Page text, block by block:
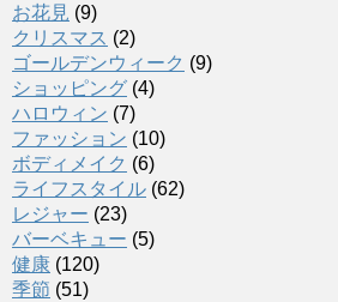
お花見 (9)
クリスマス (2)
ゴールデンウィーク (9)
ショッピング (4)
ハロウィン (7)
ファッション (10)
ボディメイク (6)
ライフスタイル (62)
レジャー (23)
バーベキュー (5)
健康 (120)
季節 (51)